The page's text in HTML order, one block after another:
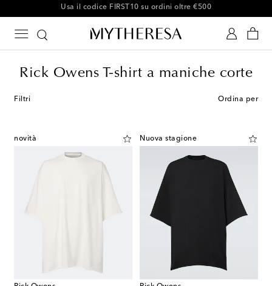
-10% sul tuo primo ordine su articoli selezionati
Rick Owens T-shirt a maniche corte
Filtri Ordina per
novità Nuova stagione